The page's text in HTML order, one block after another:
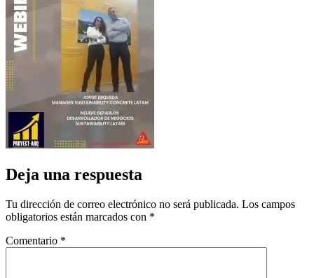
Deja una respuesta
Tu dirección de correo electrónico no será publicada. Los campos
obligatorios están marcados con *
Comentario *